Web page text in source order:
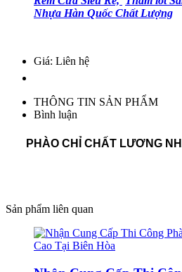
Nhựa Hàn Quốc Chất Lượng
Giá: Liên hệ
THÔNG TIN SẢN PHẨM
Bình luận
PHÀO CHỈ CHẤT LƯƠNG
Sản phẩm liên quan